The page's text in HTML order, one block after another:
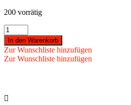
200 vorrätig
Karella
-
Softspitzen
Ultimo
50
2BA
In den Warenkorb
Zur Wunschliste hinzufügen
Zur Wunschliste hinzufügen
